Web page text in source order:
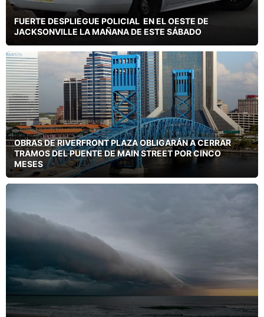
FUERTE DESPLIEGUE POLICIAL EN EL OESTE DE
JACKSONVILLE LA MAÑANA DE ESTE SÁBADO
OBRAS DE RIVERFRONT PLAZA OBLIGARÁN A CERRAR
TRAMOS DEL PUENTE DE MAIN STREET POR CINCO
MESES